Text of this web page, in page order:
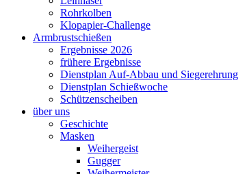
Rohrkolben
Klopapier-Challenge
Armbrustschießen
Ergebnisse 2026
frühere Ergebnisse
Dienstplan Auf-Abbau und Siegerehrung
Dienstplan Schießwoche
Schützenscheiben
über uns
Geschichte
Masken
Weihergeist
Gugger